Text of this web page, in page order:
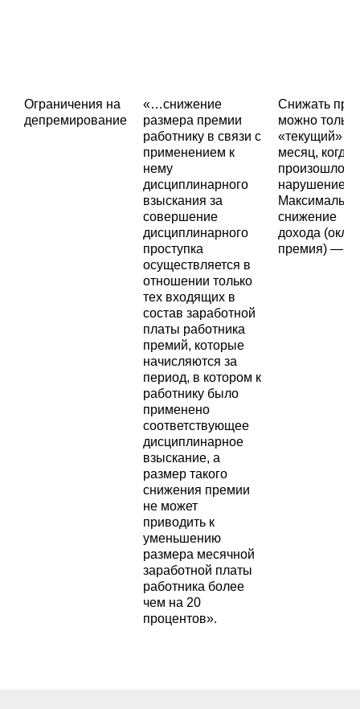
Ограничения на
депремирование
«…снижение
размера премии
работнику в связи с
применением к
нему
дисциплинарного
взыскания за
совершение
дисциплинарного
проступка
осуществляется в
отношении только
тех входящих в
состав заработной
платы работника
премий, которые
начисляются за
период, в котором к
работнику было
применено
соответствующее
дисциплинарное
взыскание, а
размер такого
снижения премии
не может
приводить к
уменьшению
размера месячной
заработной платы
работника более
чем на 20
процентов».
Снижать
можно
«текущий»
месяц, когда
произошло
нарушение.
снижение
дохода
премия) —